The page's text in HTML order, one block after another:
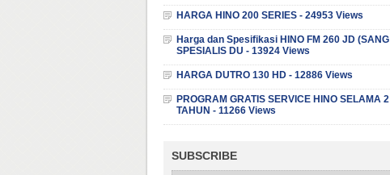
HARGA HINO 200 SERIES - 24953 Views
Harga dan Spesifikasi HINO FM 260 JD (SANG
SPESIALIS DU - 13924 Views
HARGA DUTRO 130 HD - 12886 Views
PROGRAM GRATIS SERVICE HINO SELAMA 2
TAHUN - 11266 Views
SUBSCRIBE